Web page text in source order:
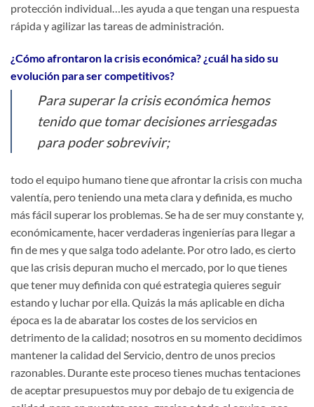
protección individual…les ayuda a que tengan una respuesta
rápida y agilizar las tareas de administración.
¿Cómo afrontaron la crisis económica? ¿cuál ha sido su
evolución para ser competitivos?
Para superar la crisis económica hemos
tenido que tomar decisiones arriesgadas
para poder sobrevivir;
todo el equipo humano tiene que afrontar la crisis con mucha
valentía, pero teniendo una meta clara y definida, es mucho
más fácil superar los problemas. Se ha de ser muy constante y,
económicamente, hacer verdaderas ingenierías para llegar a
fin de mes y que salga todo adelante. Por otro lado, es cierto
que las crisis depuran mucho el mercado, por lo que tienes
que tener muy definida con qué estrategia quieres seguir
estando y luchar por ella. Quizás la más aplicable en dicha
época es la de abaratar los costes de los servicios en
detrimento de la calidad; nosotros en su momento decidimos
mantener la calidad del Servicio, dentro de unos precios
razonables. Durante este proceso tienes muchas tentaciones
de aceptar presupuestos muy por debajo de tu exigencia de